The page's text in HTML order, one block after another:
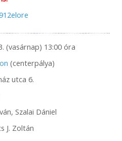
(vasárnap) 13:00 óra
(centerpálya)
utca 6.
Szalai Dániel
J. Zoltán